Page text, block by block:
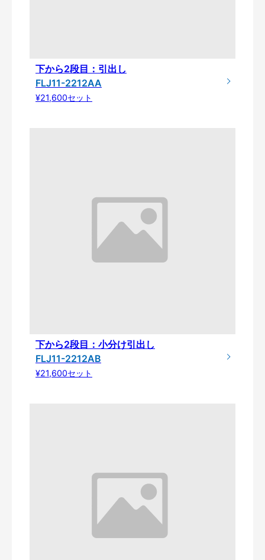
下から2段目：引出し
FLJ11-2212AA
¥21,600セット
下から2段目：小分け引出し
FLJ11-2212AB
¥21,600セット